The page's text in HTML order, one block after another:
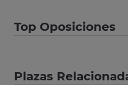
Top Oposiciones
Plazas